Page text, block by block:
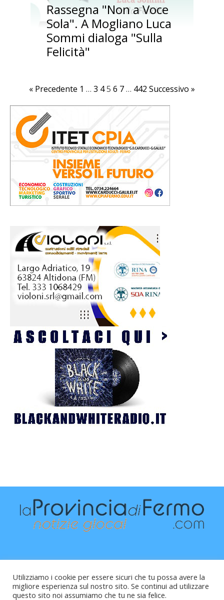
Rassegna "Non a Voce
Sola". A Mogliano Luca
Sommi dialoga "Sulla
Felicità"
« Precedente 1 … 3 45 6 7… 442 Successivo »
Utilizziamo i cookie per essere sicuri che tu possa avere la
migliore esperienza sul nostro sito. Se continui ad utilizzare
questo sito noi assumiamo che tu ne sia felice.